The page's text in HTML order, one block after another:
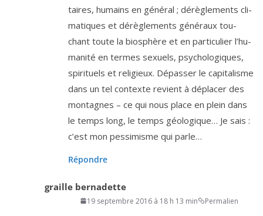
taires, humains en géné­ral ; dérè­gle­ments cli­
ma­tiques et dérè­gle­ments géné­raux tou­
chant toute la bio­sphère et en par­ti­cu­lier l’hu­
ma­ni­té en termes sexuels, psy­cho­lo­giques,
spi­ri­tuels et reli­gieux. Dépasser le capi­ta­lisme
dans un tel contexte revient à dépla­cer des
mon­tagnes – ce qui nous place en plein dans
le temps long, le temps géo­lo­gique… Je sais :
c’est mon pes­si­misme qui parle…
Répondre
graille bernadette
19 septembre 2016 à 18 h 13 min Permalien